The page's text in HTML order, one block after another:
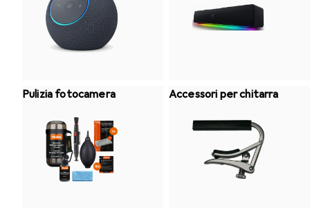
Pulizia fotocamera Accessori per chitarra